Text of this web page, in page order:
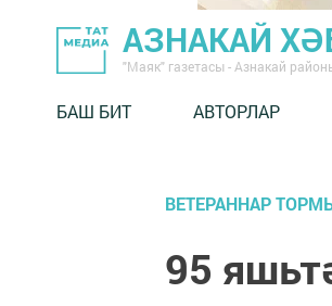
АЗНАКАЙ
"Маяк" газетасы - Азнакай
БАШ БИТ АВТОРЛАР
ВЕТЕРАННАР
95